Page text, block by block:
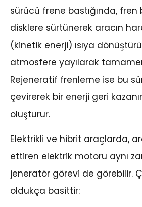
sürücü frene bastığında, fren
disklere sürtünerek aracın
(kinetik enerji) ısıya
atmosfere yayılarak
Rejeneratif frenleme ise bu
çevirerek bir enerji geri
oluşturur.
Elektrikli ve hibrit araçlarda,
ettiren elektrik motoru aynı
jeneratör görevi de görebilir.
oldukça basittir: